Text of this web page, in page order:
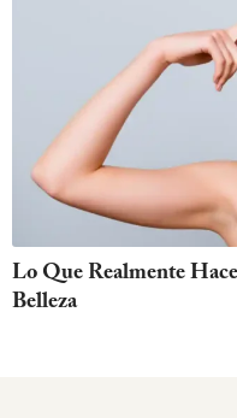
Lo Que Realmente
Belleza